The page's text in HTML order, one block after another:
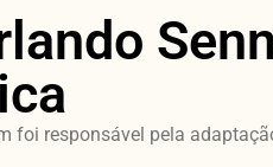
foi responsável pela